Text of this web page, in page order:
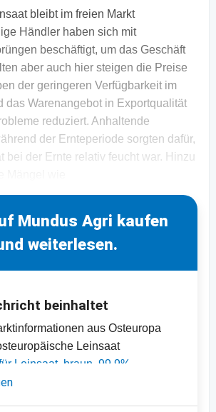
bleibt im freien Markt
Händler haben sich mit
beschäftigt, um das Geschäft
aber auch hier steigen die Preise
der geringeren Verfügbarkeit im
das Warenangebot in Exportqualität
reduziert. Anhaltende
der Ernteperiode sorgten dafür,
bei der Ernte relativ feucht war. Hinzu
Mundus Agri kaufen
weiterlesen.
beinhaltet
aus Osteuropa
Leinsaat
Leinsaat, braun, 99.9%